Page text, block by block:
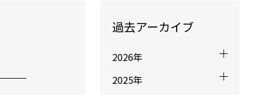
過去アーカイブ
2026年
2025年